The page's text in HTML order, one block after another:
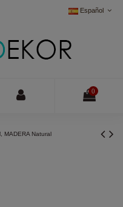
Español
0
MADERA Natural